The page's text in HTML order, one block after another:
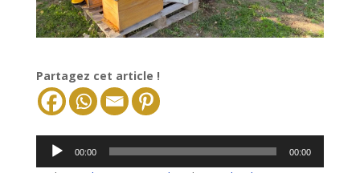
Partagez cet article !
Lecteur
audio
00:00 00:00